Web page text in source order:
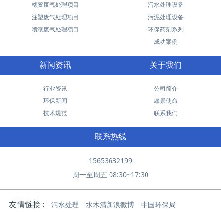
橡胶废气处理项目
注塑废气处理项目
喷漆废气处理项目
污水处理设备
污泥处理设备
环保药剂系列
成功案例
新闻资讯
行业资讯
环保新闻
技术规范
关于我们
公司简介
愿景使命
联系我们
联系热线
15653632199
周一至周五 08:30~17:30
友情链接 : 污水处理 水木清新浪微博 中国环保局